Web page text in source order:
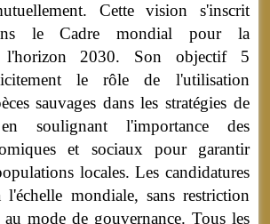
Cette vision s'inscrit
le Cadre mondial pour la
l'horizon 2030. Son objectif 5
le rôle de l'utilisation
sauvages dans les stratégies de
soulignant l'importance des
et sociaux pour garantir
locales. Les candidatures
l'échelle mondiale, sans restriction
mode de gouvernance. Tous les